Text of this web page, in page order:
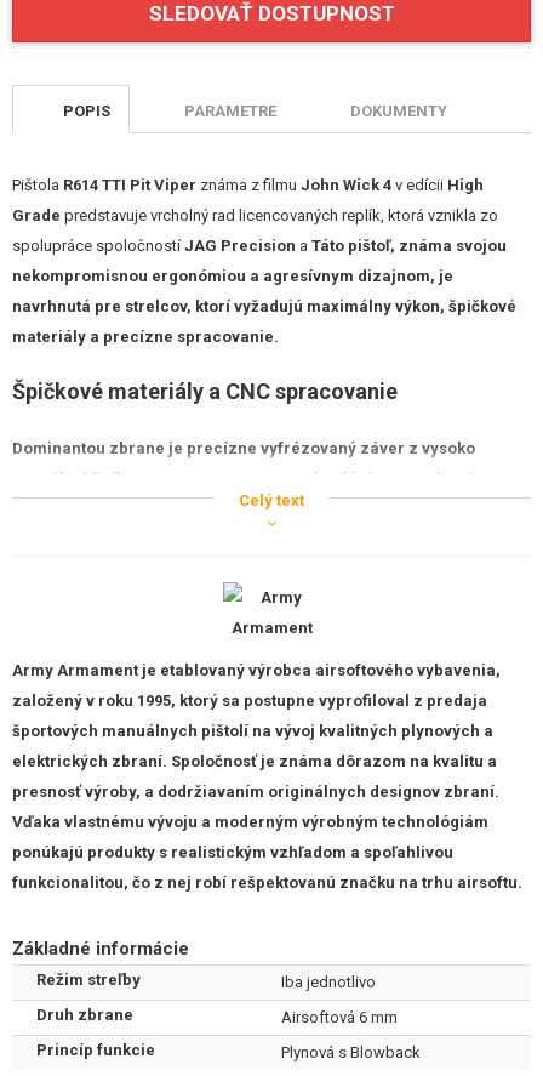
POŠKODENÝ, POUŽITÝ TOVAR
ZĽAVY, AKCIE
KONTAKT
SLEDOVAŤ DOSTUPNOST
POPIS PARAMETRE DOKUMENTY
Pištola R614 TTI Pit Viper známa z filmu John Wick 4 v edícii High
Grade predstavuje vrcholný rad licencovaných replík, ktorá vznikla zo
spolupráce spoločností JAG Precision a Táto pištoľ, známa svojou
nekompromisnou ergonómiou a agresívnym dizajnom, je
navrhnutá pre strelcov, ktorí vyžadujú maximálny výkon, špičkové
materiály a precízne spracovanie.
Špičkové materiály a CNC spracovanie
Dominantou zbrane je precízne vyfrézovaný záver z vysoko
pevného hliníka
CNC technológie
. Povrchová
(oxidation finish) dodáva pištoľ luxusný
a označenie
Na rozdiel od štandardných modelov je verzia High Grade osadená
vnútornými dielmi vyrobenými metódou práškovej metalurgie.
Oceľové vnútorné komponentyzahŕňajú:
Kompletný bicí mechanizmus a spúšťové ústrojenstvo.
Záchyt kladivka, kladivko a resetovacie prvky pre dlhú
životnosť aj pri intenzívnom používaní.
Všetky diely sú plne kompatibilné so štandardom TM (Tokyo
Ergonómia a ovládacie prvky
Ručne stipľovaný grip
: Rukoväť je vybavená ručne robenou
textúrou (stippling) pre istý a pevný úchop v akýchkoľvek
podmienkach.
Celý text
Army Armament je etablovaný výrobca airsoftového vybavenia,
založený v roku 1995, ktorý sa postupne vyprofiloval z predaja
športových manuálnych pištolí na vývoj kvalitných plynových a
elektrických zbraní. Spoločnosť je známa dôrazom na kvalitu a
presnosť výroby, a dodržiavaním originálnych designov zbraní.
Vďaka vlastnému vývoju a moderným výrobným technológiám
ponúkajú produkty s realistickým vzhľadom a spoľahlivou
funkcionalitou, čo z nej robí rešpektovanú značku na trhu airsoftu.
Základné informácie
Režim streľby
Iba jednotlivo
Druh zbrane
Airsoftová 6 mm
Princíp funkcie
Plynová s Blowback